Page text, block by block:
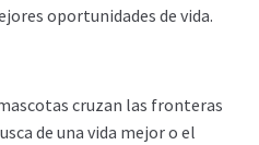
oportunidades de vida.
cruzan las fronteras
de una vida mejor o el